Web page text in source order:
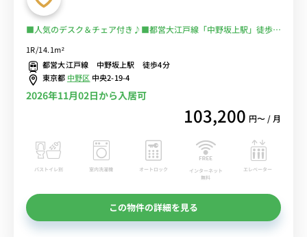
■人気のデスク＆チェア付き♪■都営大江戸線「中野坂上駅」徒歩4
1R/14.1m²
都営大江戸線 中野坂上駅 徒歩4分
東京都 中野区 中央2-19-4
2026年11月02日から入居可
103,200 円〜 / 月
バストイレ別 室内洗濯機 オートロック
インターネット
無料
エレベーター
この物件の詳細を見る